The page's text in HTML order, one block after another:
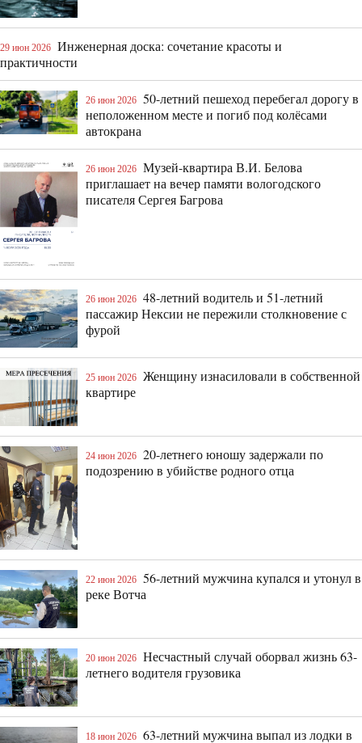
29 июн 2026 Инженерная доска: сочетание красоты и
практичности
26 июн 2026 50-летний пешеход перебегал дорогу в
неположенном месте и погиб под колёсами
автокрана
26 июн 2026 Музей-квартира В.И. Белова
приглашает на вечер памяти вологодского
писателя Сергея Багрова
26 июн 2026 48-летний водитель и 51-летний
пассажир Нексии не пережили столкновение с
фурой
25 июн 2026 Женщину изнасиловали в собственной
квартире
24 июн 2026 20-летнего юношу задержали по
подозрению в убийстве родного отца
22 июн 2026 56-летний мужчина купался и утонул в
реке Вотча
20 июн 2026 Несчастный случай оборвал жизнь 63-
летнего водителя грузовика
18 июн 2026 63-летний мужчина выпал из лодки в